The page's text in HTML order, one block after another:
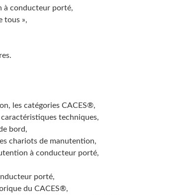
à conducteur porté,
tous »,
les catégories CACES®,
techniques,
bord,
chariots de manutention,
à conducteur porté,
porté,
du CACES®,